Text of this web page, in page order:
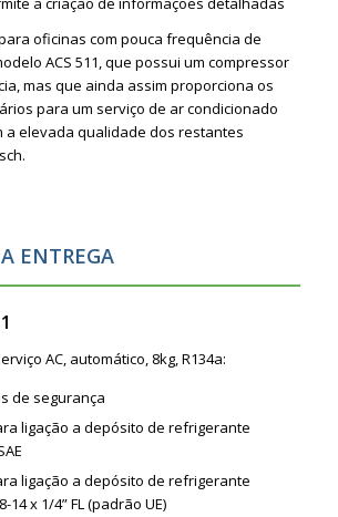
oficinas com pouca frequência de
ACS 511, que possui um compressor
mas que ainda assim proporciona os
para um serviço de ar condicionado
a elevada qualidade dos restantes
ENTREGA
AC, automático, 8kg, R134a:
de segurança
ligação a depósito de refrigerante
ligação a depósito de refrigerante
14 x 1/4” FL (padrão UE)